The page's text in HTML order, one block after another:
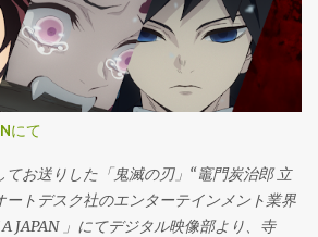
す。現場での各種制作においては、ショ
決する為に柔軟な対応が求められます。
用なソリューションとなる為です。 ただ
ば、単純に強いアートを持つ＝魅力的な
イングによるマットペインティング的ア
ラム的思考によるテクニカルな解決姿勢
に強く輝きます。多くは一概には言え
るならば、必須ではないけれど、「あっ
です。 Q:ツール開発って？ ...
花びらの一枚一枚を感じる為に必要なコ
下によって右に行くに従い失われていき
合、本来明るさを感じる領域（真っ白に
グレーで表現されてしまい、不自然にな
れではせっかくの登場シーンが台無しで
では、「画面を暗く」ではなく、
状態」でコンポジットを行い、更に編集
からないギリギリの微調整が加えられて
ケージにはオリジナルの、マスターフレ
にて
お送りした「鬼滅の刃」“竈門炭治郎 立
ートデスク社のエンターテインメント業界
JAPAN 」にてデジタル映像部より、寺